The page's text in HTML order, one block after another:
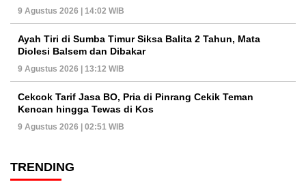
9 Agustus 2026 | 14:02 WIB
Ayah Tiri di Sumba Timur Siksa Balita 2 Tahun, Mata
Diolesi Balsem dan Dibakar
9 Agustus 2026 | 13:12 WIB
Cekcok Tarif Jasa BO, Pria di Pinrang Cekik Teman
Kencan hingga Tewas di Kos
9 Agustus 2026 | 02:51 WIB
TRENDING